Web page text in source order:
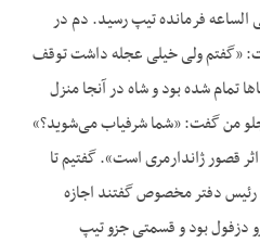
الساعه فرمانده تیپ رسید. دم در
«گفتم ولی خیلی عجله داشت توقف
تمام شده بود و شاه در آنجا منزل
جلو من گفت: «شما شرفیاب می‌شوید؟»
قصور ژاندارمری است». گفتیم تا
رئیس دفتر مخصوص گفتند اجازه
دزفول بود و قسمتی جزو تیپ